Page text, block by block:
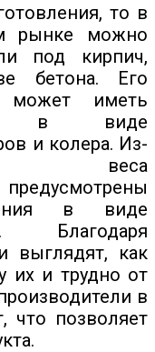
то в
рынке можно
под кирпич,
бетона. Его
может иметь
в виде
и колера. Из-
веса
в виде
Благодаря
выглядят, как
их и трудно от
в
что позволяет